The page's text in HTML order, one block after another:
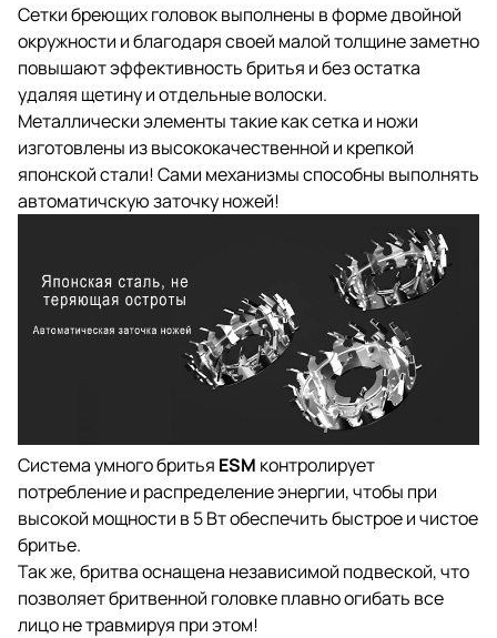
Сетки бреющих головок выполнены в форме двойной
окружности и благодаря своей малой толщине заметно
повышают эффективность бритья и без остатка
удаляя щетину и отдельные волоски.
Металлически элементы такие как сетка и ножи
изготовлены из высококачественной и крепкой
японской стали! Сами механизмы способны выполнять
автоматичскую заточку ножей!
Система умного бритья ESM контролирует
потребление и распределение энергии, чтобы при
высокой мощности в 5 Вт обеспечить быстрое и чистое
бритье.
Так же, бритва оснащена независимой подвеской, что
позволяет бритвенной головке плавно огибать все
лицо не травмируя при этом!